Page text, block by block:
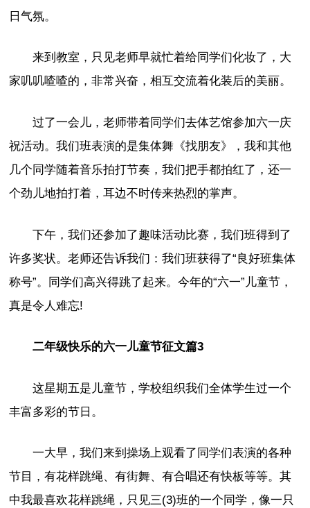
日气氛。
来到教室，只见老师早就忙着给同学们化妆了，大
家叽叽喳喳的，非常兴奋，相互交流着化装后的美丽。
过了一会儿，老师带着同学们去体艺馆参加六一庆
祝活动。我们班表演的是集体舞《找朋友》，我和其他
几个同学随着音乐拍打节奏，我们把手都拍红了，还一
个劲儿地拍打着，耳边不时传来热烈的掌声。
下午，我们还参加了趣味活动比赛，我们班得到了
许多奖状。老师还告诉我们：我们班获得了“良好班集体
称号”。同学们高兴得跳了起来。今年的“六一”儿童节，
真是令人难忘!
二年级快乐的六一儿童节征文篇3
这星期五是儿童节，学校组织我们全体学生过一个
丰富多彩的节日。
一大早，我们来到操场上观看了同学们表演的各种
节目，有花样跳绳、有街舞、有合唱还有快板等等。其
中我最喜欢花样跳绳，只见三(3)班的一个同学，像一只